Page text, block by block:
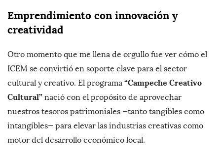
Emprendimiento con innovación y
creatividad
Otro momento que me llena de orgullo fue ver cómo el
ICEM se convirtió en soporte clave para el sector
cultural y creativo. El programa “Campeche Creativo
Cultural” nació con el propósito de aprovechar
nuestros tesoros patrimoniales —tanto tangibles como
intangibles— para elevar las industrias creativas como
motor del desarrollo económico local.